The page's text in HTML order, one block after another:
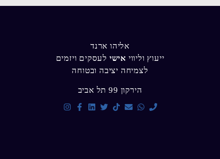
אליהו ארנד
ייעוץ וליווי אישי לעסקים ויזמים
לצמיחה יציבה ובטוחה
הירקון 99 תל אביב